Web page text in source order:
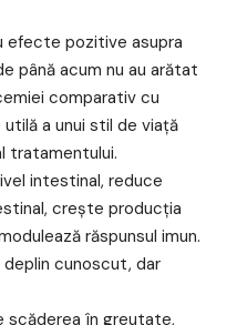
efecte pozitive asupra
până acum nu au arătat
comparativ cu
a unui stil de viață
tratamentului.
intestinal, reduce
crește producția
răspunsul imun.
cunoscut, dar
scăderea în greutate,